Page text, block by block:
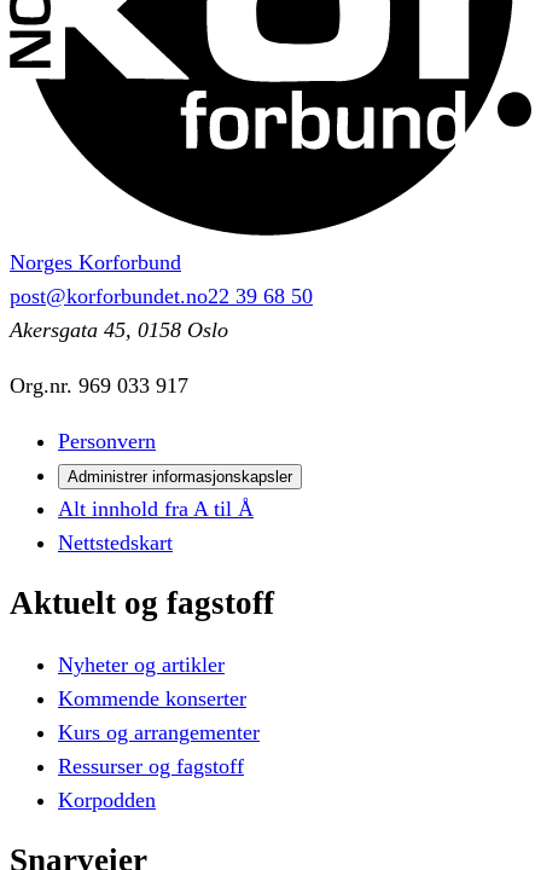
Norges Korforbund
post@korforbundet.no22 39 68 50
Akersgata 45, 0158 Oslo
Org.nr. 969 033 917
Personvern
Administrer informasjonskapsler
Alt innhold fra A til Å
Nettstedskart
Aktuelt og fagstoff
Nyheter og artikler
Kommende konserter
Kurs og arrangementer
Ressurser og fagstoff
Korpodden
Snarveier